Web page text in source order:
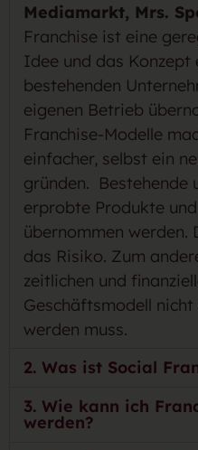
Mediamarkt, Mrs.
Franchise ist eine
Idee und das Konzept
bestehenden
eigenen Betrieb
Franchise-Modelle
einfacher, selbst ein
gründen. Bestehende
erprobte Produkte
übernommen werden.
das Risiko. Zum
zeitlichen und
Geschäftsmodell
werden muss.
2. Was ist Social
3. Wie kann ich
werden?